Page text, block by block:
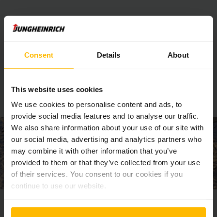
Consent Details About
This website uses cookies
We use cookies to personalise content and ads, to
provide social media features and to analyse our traffic.
We also share information about your use of our site with
our social media, advertising and analytics partners who
may combine it with other information that you’ve
provided to them or that they’ve collected from your use
of their services. You consent to our cookies if you
continue to use our website.
Høydejusterbare blader bestemmer hvor
mye snø du vil fjerne
Noen ganger trenger man å fjerne absolutt all snø helt ned
høyde du ønsker plogen skal jobbe.
Lang levetid